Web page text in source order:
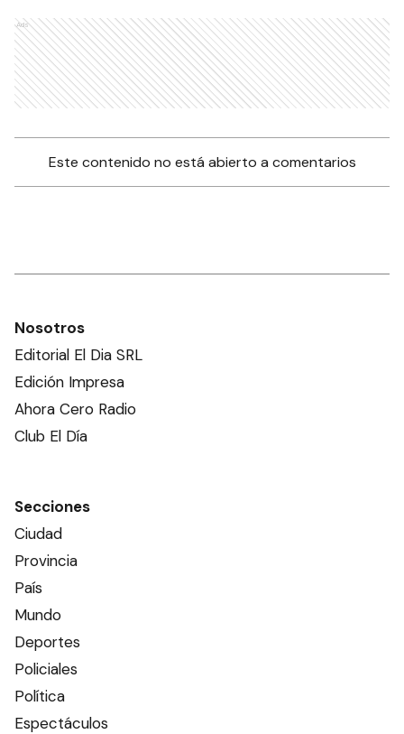
Ads
Este contenido no está abierto a comentarios
Nosotros
Editorial El Dia SRL
Edición Impresa
Ahora Cero Radio
Club El Día
Secciones
Ciudad
Provincia
País
Mundo
Deportes
Policiales
Política
Espectáculos